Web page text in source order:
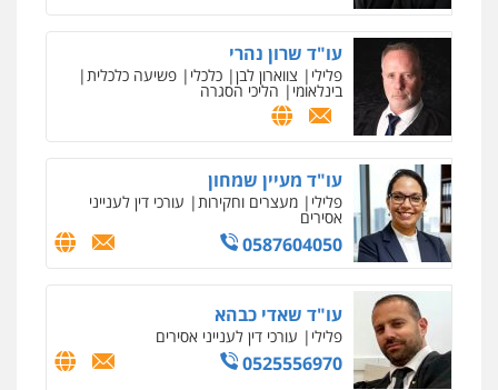
עו"ד שרון נהרי
פלילי צווארון לבן כלכלי פשיעה כלכלית
בינלאומי הליכי הסגרה
עו"ד מעיין שמחון
פלילי מעצרים וחקירות עורכי דין לענייני
אסירים
0587604050
עו"ד שאדי כבהא
פלילי עורכי דין לענייני אסירים
0525556970
מרכז התחלה חדשה
אסירים עבירות מין שירותים מקצועיים
לעורכי דין
0544500346
מאיה בלום, עו"ס, טיפול ושיקום
טיפול בהתמכרויות שירותים מקצועיים
לעורכי דין
0504062539
עו"ד ד"ר אבי שקד
עבירות כלכליות הלבנת הון חילוטים
עבירות פליליות
0544385337